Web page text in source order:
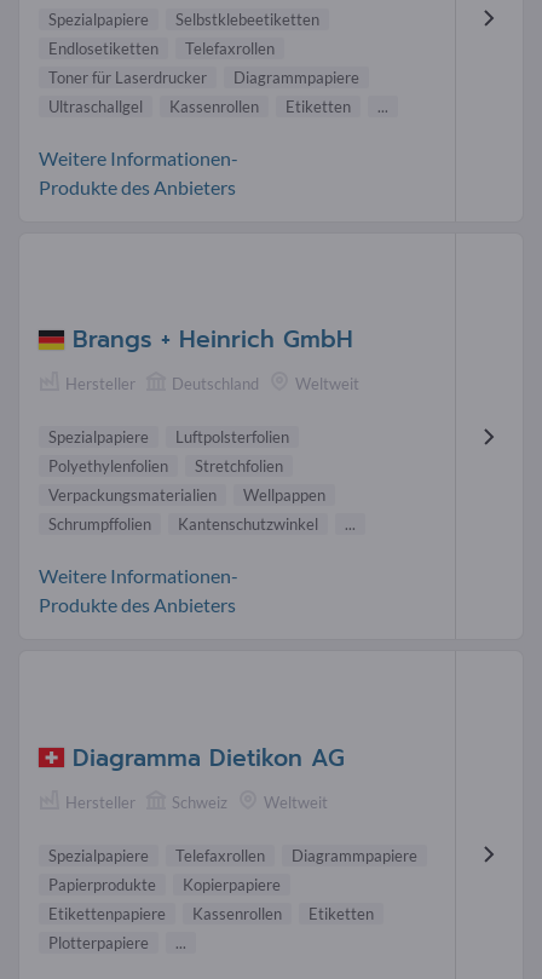
Spezialpapiere
Selbstklebeetiketten
Endlosetiketten
Telefaxrollen
Toner für Laserdrucker
Diagrammpapiere
Ultraschallgel
Kassenrollen Etiketten ...
Weitere Informationen-
Produkte des Anbieters
Brangs + Heinrich GmbH
Hersteller Deutschland Weltweit
Spezialpapiere
Luftpolsterfolien
Polyethylenfolien
Stretchfolien
Verpackungsmaterialien
Wellpappen
Schrumpffolien
Kantenschutzwinkel ...
Weitere Informationen-
Produkte des Anbieters
Diagramma Dietikon AG
Hersteller Schweiz Weltweit
Spezialpapiere Telefaxrollen
Diagrammpapiere
Papierprodukte
Kopierpapiere
Etikettenpapiere
Kassenrollen
Etiketten
Plotterpapiere
...